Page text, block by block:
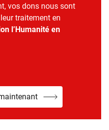
vos dons nous sont
traitement en
l’Humanité en